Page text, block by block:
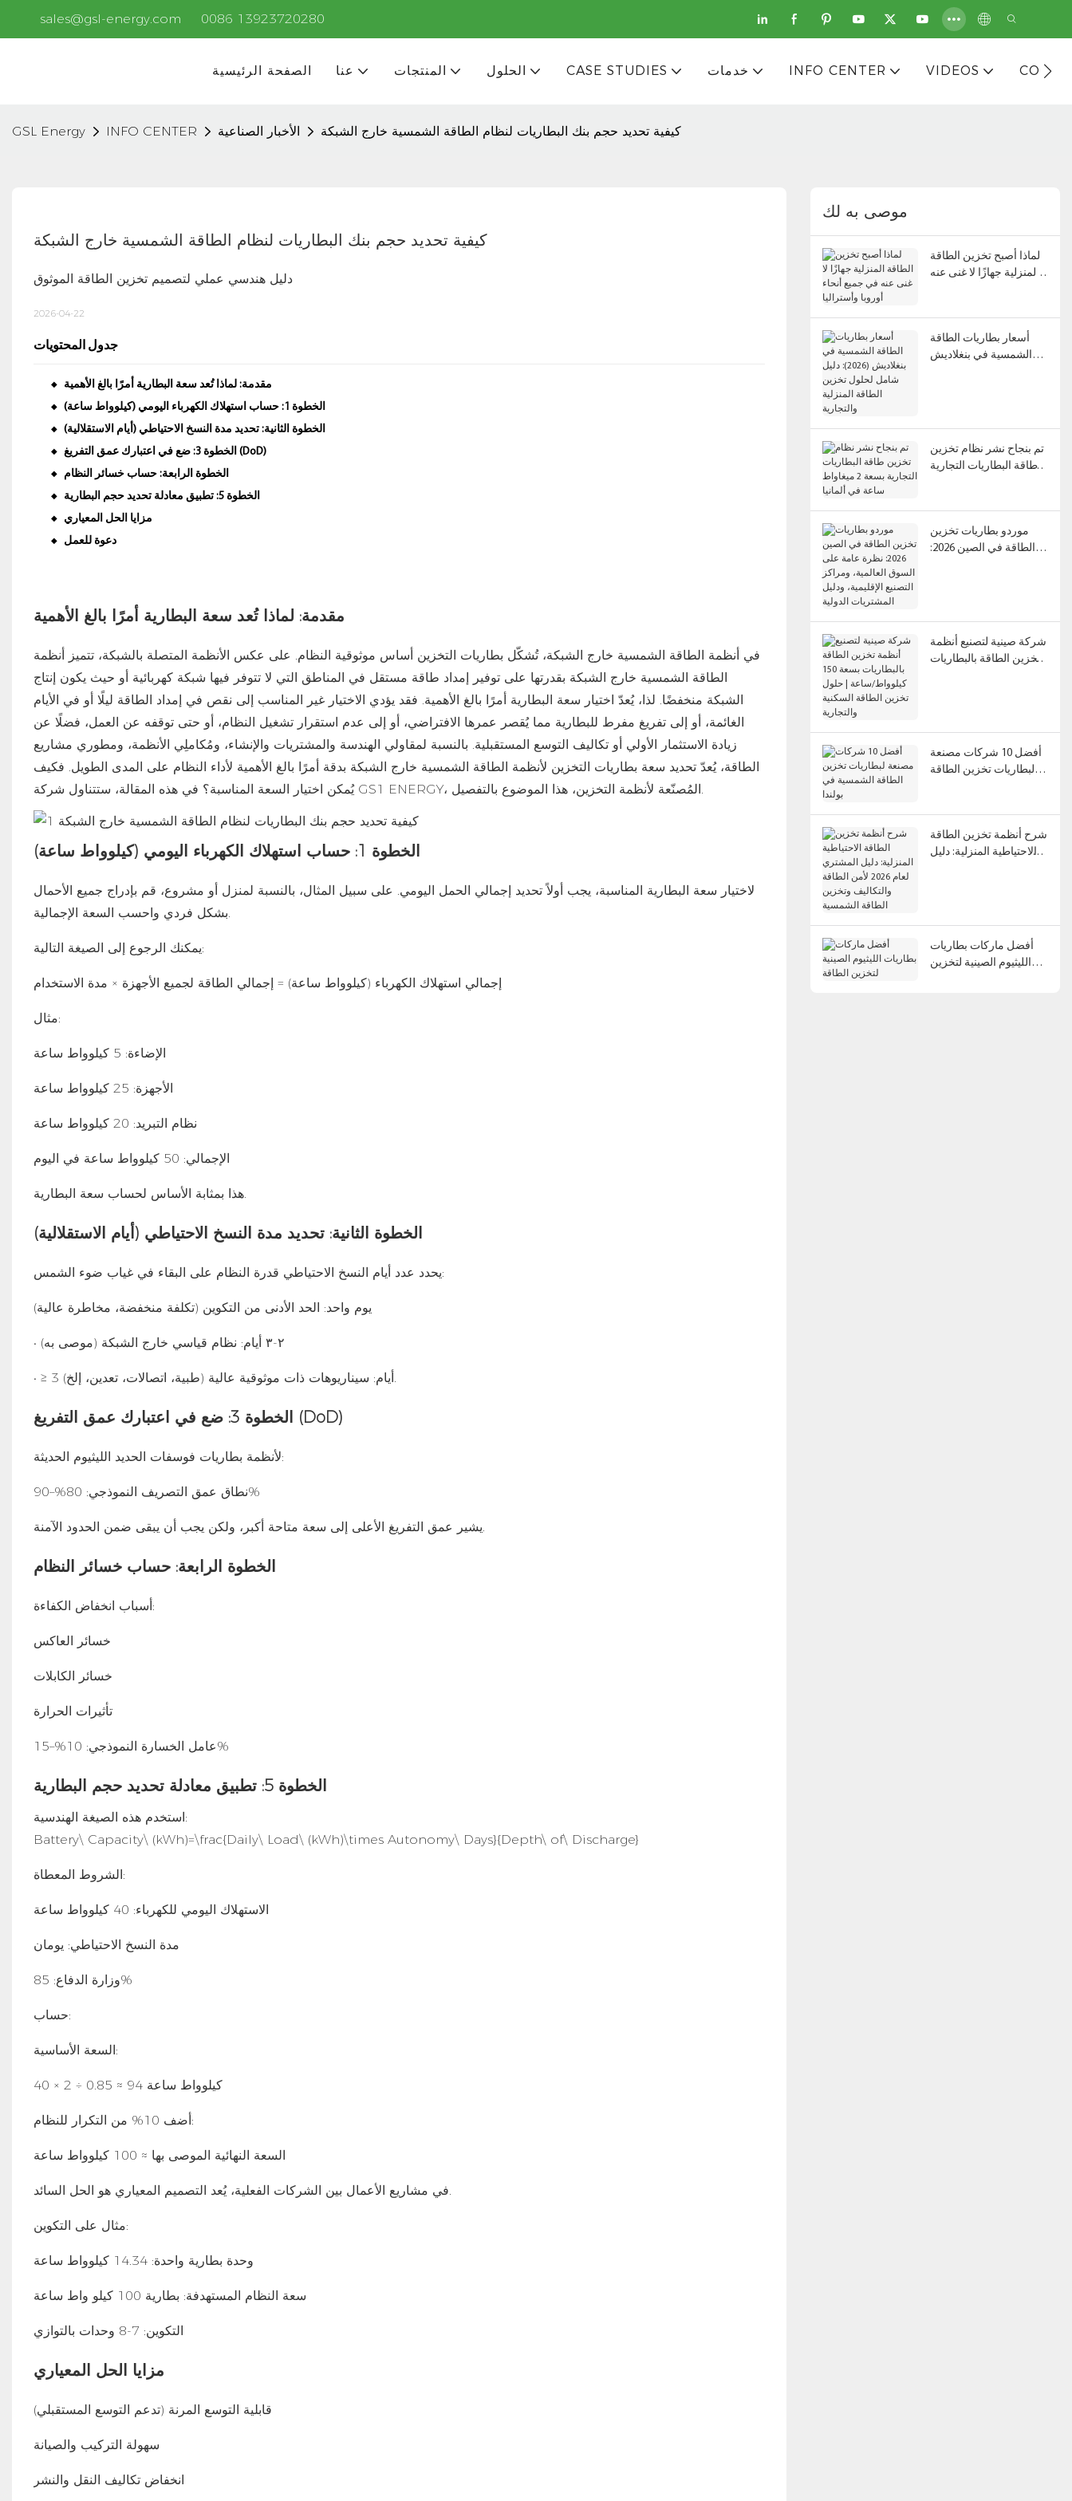
sales@gsl-energy.com 0086 13923720280
الصفحة الرئيسية عنا المنتجات الحلول CASE STUDIES خدمات INFO CENTER VIDEOS
GSL Energy INFO CENTER الأخبار الصناعية كيفية تحديد حجم بنك البطاريات لنظام الطاقة الشمسية خارج الشبكة
كيفية تحديد حجم بنك البطاريات لنظام الطاقة الشمسية خارج الشبكة
دليل هندسي عملي لتصميم تخزين الطاقة الموثوق
2026-04-22
جدول المحتويات
◆ مقدمة: لماذا تُعد سعة البطارية أمرًا بالغ الأهمية
◆ الخطوة 1: حساب استهلاك الكهرباء اليومي (كيلوواط ساعة)
◆ الخطوة الثانية: تحديد مدة النسخ الاحتياطي (أيام الاستقلالية)
◆ الخطوة 3: ضع في اعتبارك عمق التفريغ (DoD)
◆ الخطوة الرابعة: حساب خسائر النظام
◆ الخطوة 5: تطبيق معادلة تحديد حجم البطارية
◆ مزايا الحل المعياري
◆ دعوة للعمل
مقدمة: لماذا تُعد سعة البطارية أمرًا بالغ الأهمية
في أنظمة الطاقة الشمسية خارج الشبكة، تُشكّل بطاريات التخزين أساس موثوقية النظام. على عكس الأنظمة المتصلة بالشبكة، تتميز أنظمة
الطاقة الشمسية خارج الشبكة بقدرتها على توفير إمداد طاقة مستقل في المناطق التي لا تتوفر فيها شبكة كهربائية أو حيث يكون إنتاج
الشبكة منخفضًا. لذا، يُعدّ اختيار سعة البطارية أمرًا بالغ الأهمية. فقد يؤدي الاختيار غير المناسب إلى نقص في إمداد الطاقة ليلًا أو في الأيام
الغائمة، أو إلى تفريغ مفرط للبطارية مما يُقصر عمرها الافتراضي، أو إلى عدم استقرار تشغيل النظام، أو حتى توقفه عن العمل، فضلًا عن
زيادة الاستثمار الأولي أو تكاليف التوسع المستقبلية. بالنسبة لمقاولي الهندسة والمشتريات والإنشاء، ومُكاملِي الأنظمة، ومطوري مشاريع
الطاقة، يُعدّ تحديد سعة بطاريات التخزين لأنظمة الطاقة الشمسية خارج الشبكة بدقة أمرًا بالغ الأهمية لأداء النظام على المدى الطويل. فكيف
الخطوة 1: حساب استهلاك الكهرباء اليومي (كيلوواط ساعة)
لاختيار سعة البطارية المناسبة، يجب أولاً تحديد إجمالي الحمل اليومي. على سبيل المثال، بالنسبة لمنزل أو مشروع، قم بإدراج جميع الأحمال
يمكنك الرجوع إلى الصيغة التالية:
إجمالي استهلاك الكهرباء (كيلوواط ساعة) = إجمالي الطاقة لجميع الأجهزة × مدة الاستخدام
مثال:
الإضاءة: 5 كيلوواط ساعة
الأجهزة: 25 كيلوواط ساعة
نظام التبريد: 20 كيلوواط ساعة
الإجمالي: 50 كيلوواط ساعة في اليوم
هذا بمثابة الأساس لحساب سعة البطارية.
الخطوة الثانية: تحديد مدة النسخ الاحتياطي (أيام الاستقلالية)
يحدد عدد أيام النسخ الاحتياطي قدرة النظام على البقاء في غياب ضوء الشمس:
يوم واحد: الحد الأدنى من التكوين (تكلفة منخفضة، مخاطرة عالية)
• ٢-٣ أيام: نظام قياسي خارج الشبكة (موصى به)
الخطوة 3: ضع في اعتبارك عمق التفريغ (DoD)
لأنظمة بطاريات فوسفات الحديد الليثيوم الحديثة:
نطاق عمق التصريف النموذجي: 80%–90%
الخطوة الرابعة: حساب خسائر النظام
أسباب انخفاض الكفاءة:
خسائر العاكس
خسائر الكابلات
تأثيرات الحرارة
عامل الخسارة النموذجي: 10%–15%
الخطوة 5: تطبيق معادلة تحديد حجم البطارية
استخدم هذه الصيغة الهندسية:
Battery\ Capacity\ (kWh)=\frac{Daily\ Load\ (kWh)\times Autonomy\ Days}{Depth\ of\ Discharge}
الشروط المعطاة:
الاستهلاك اليومي للكهرباء: 40 كيلوواط ساعة
مدة النسخ الاحتياطي: يومان
وزارة الدفاع: 85%
حساب:
السعة الأساسية:
40 × 2 ÷ 0.85 ≈ 94 كيلوواط ساعة
أضف 10% من التكرار للنظام:
السعة النهائية الموصى بها ≈ 100 كيلوواط ساعة
مثال على التكوين:
وحدة بطارية واحدة: 14.34 كيلوواط ساعة
سعة النظام المستهدفة: بطارية 100 كيلو واط ساعة
التكوين: 7-8 وحدات بالتوازي
مزايا الحل المعياري
قابلية التوسع المرنة (تدعم التوسع المستقبلي)
سهولة التركيب والصيانة
انخفاض تكاليف النقل والنشر
موصى به لك
لماذا أصبح تخزين الطاقة
المنزلية جهازًا لا غنى عنه
أسعار بطاريات الطاقة
الشمسية في بنغلاديش
تم بنجاح نشر نظام تخزين
طاقة البطاريات التجارية
موردو بطاريات تخزين
الطاقة في الصين 2026:
شركة صينية لتصنيع أنظمة
تخزين الطاقة بالبطاريات
أفضل 10 شركات مصنعة
لبطاريات تخزين الطاقة
شرح أنظمة تخزين الطاقة
الاحتياطية المنزلية: دليل
أفضل ماركات بطاريات
الليثيوم الصينية لتخزين